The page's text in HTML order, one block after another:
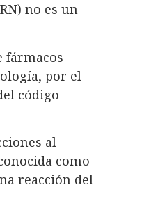
no es un
fármacos
por el
código
al
como
reacción del